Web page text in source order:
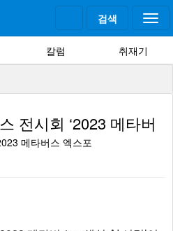
검색
칼럼 취재기
전시회 ‘2023 메타버
메타버스 엑스포